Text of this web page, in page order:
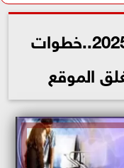
استمارة الثانوية العامة 2025..خطوات
الموقع